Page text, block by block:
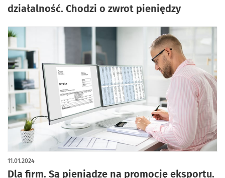
działalność. Chodzi o zwrot pieniędzy
Dla firm. Są pieniądze na promocję eksportu.
11.01.2024